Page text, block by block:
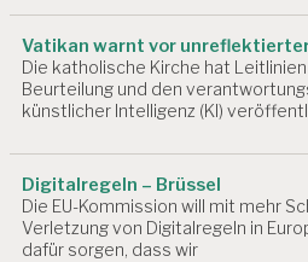
Vatikan warnt vor unreflektierter
Die katholische Kirche hat
Beurteilung und den
künstlicher Intelligenz (KI)
Digitalregeln – Brüssel
Die EU-Kommission will mit mehr
Verletzung von Digitalregeln in
dafür sorgen, dass wir